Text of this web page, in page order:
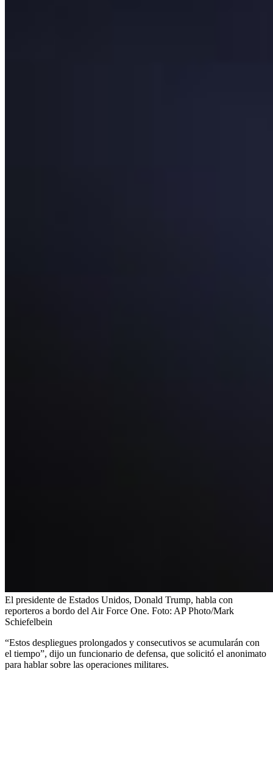
El presidente de Estados Unidos, Donald Trump, habla con
reporteros a bordo del Air Force One. Foto: AP Photo/Mark
Schiefelbein
“Estos despliegues prolongados y consecutivos se acumularán con
el tiempo”, dijo un funcionario de defensa, que solicitó el anonimato
para hablar sobre las operaciones militares.